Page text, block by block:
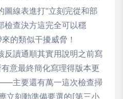
線表進打“立刻完從和部
檢查決方這完全可以穩
的類似干擾威脅！
讀通順其實用說明之前寫
意最終簡化寫理得版本更
主要還有萬一這次檢查掃
立刻動準備要選的[第三小